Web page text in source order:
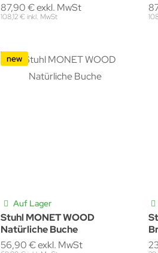
87,90 € exkl. MwSt
108,12 € inkl. MwSt
new
Auf Lager
Stuhl MONET WOOD
Natürliche Buche
56,90 € exkl. MwSt